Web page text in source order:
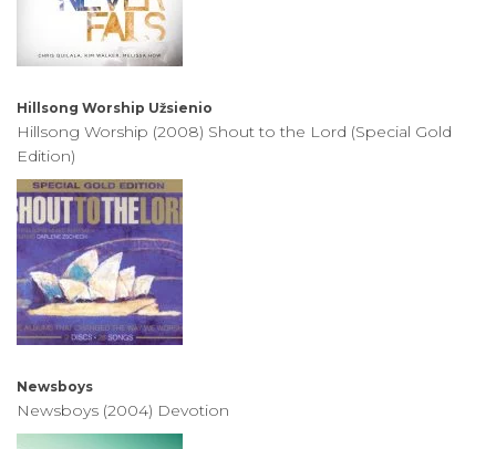
Hillsong Worship Užsienio
Hillsong Worship (2008) Shout to the Lord (Special Gold
Edition)
Newsboys
Newsboys (2004) Devotion